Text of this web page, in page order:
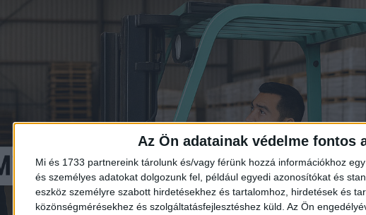
Az Ön adatainak védelme fontos
Mi és 1733 partnereink tárolunk és/vagy férünk hozzá információkhoz
és személyes adatokat dolgozunk fel, például egyedi azonosítókat és
eszköz személyre szabott hirdetésekhez és tartalomhoz, hirdetések és
közönségmérésekhez és szolgáltatásfejlesztéshez küld. Az Ön